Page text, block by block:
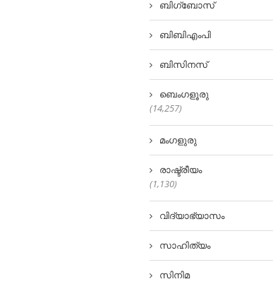
ബിഗ്‌ബോസ്
ബിബിഎംപി
ബിസിനസ്
ബെംഗളൂരു
(14,257)
മംഗളുരു
രാഷ്ട്രീയം
(1,130)
വിദ്യാഭ്യാസം
സാഹിത്യം
സിനിമ